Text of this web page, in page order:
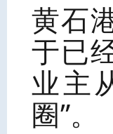
黄石
于已
业主
圈”。